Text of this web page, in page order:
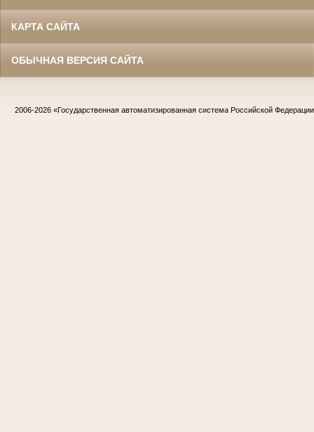
КАРТА САЙТА
ОБЫЧНАЯ ВЕРСИЯ САЙТА
2006-2026 «Государственная автоматизированная система Российской